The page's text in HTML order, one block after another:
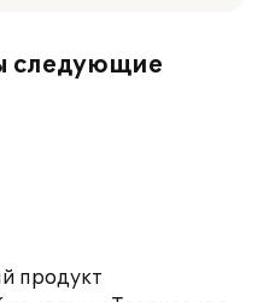
следующие
продукт